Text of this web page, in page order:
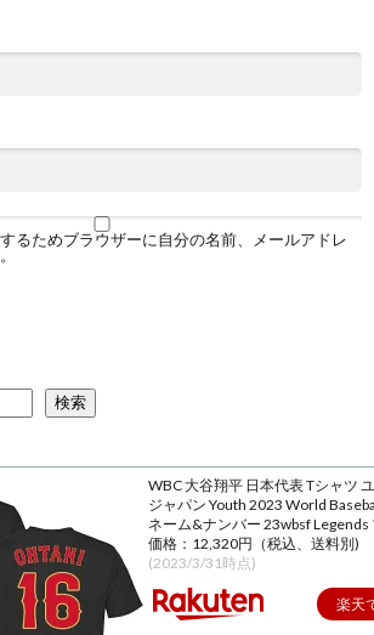
るためブラウザーに自分の名前、メールアドレ
検索
WBC 大谷翔平 日本代表 Tシャツ
ジャパン Youth 2023 World
ネーム&ナンバー 23wbsf Legends
価格：12,320円（税込、送料別)
(2023/3/31時点)
楽天